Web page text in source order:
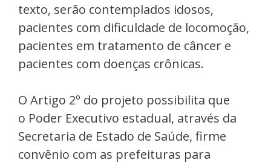
texto, serão contemplados idosos,
pacientes com dificuldade de locomoção,
pacientes em tratamento de câncer e
pacientes com doenças crônicas.
O Artigo 2º do projeto possibilita que
o Poder Executivo estadual, através da
Secretaria de Estado de Saúde, firme
convênio com as prefeituras para